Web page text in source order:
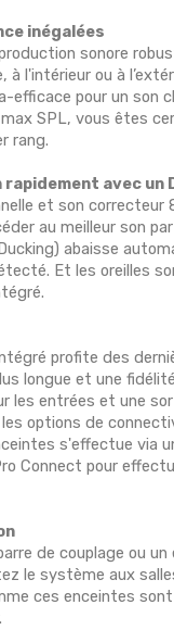
inégalées
sonore
l'intérieur ou à
efficace pour un son
SPL, vous êtes
rang.
rapidement avec
et son correcteur
au meilleur son
abaisse
Et les oreilles
profite des
longue et une
les entrées et une
options de
s'effectue via
Connect pour
de couplage ou
le système aux
ces enceintes